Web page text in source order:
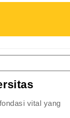
Fondasi
Kuat
SMA: